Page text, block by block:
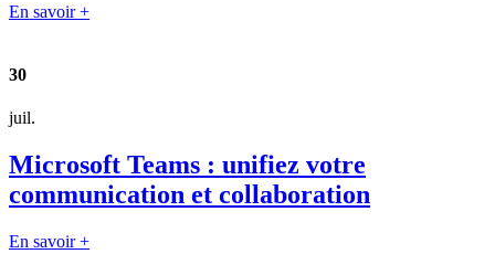
En savoir +
30
juil.
Microsoft Teams : unifiez votre
communication et collaboration
En savoir +